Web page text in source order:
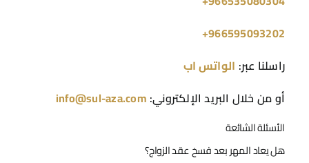
966595093202+
راسلنا عبر: الواتس اب
أو من خلال البريد الإلكتروني: info@sul-aza.com
الأسئلة الشائعة
هل يعاد المهر بعد فسخ عقد الزواج؟